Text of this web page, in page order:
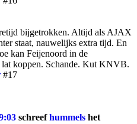
bijgetrokken. Altijd als AJAX
staat, nauwelijks extra tijd. En
kan Feijenoord in de
koppen. Schande. Kut KNVB.
#17
schreefhummels het